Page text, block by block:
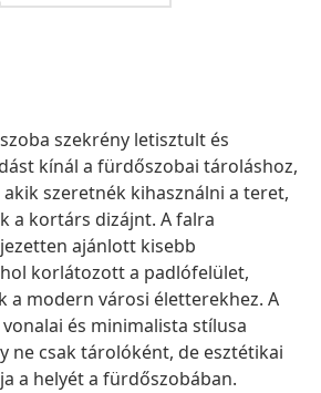
szekrény letisztult és
kínál a fürdőszobai tároláshoz,
szeretnék kihasználni a teret,
a kortárs dizájnt. A falra
ajánlott kisebb
korlátozott a padlófelület,
a modern városi életterekhez. A
és minimalista stílusa
ne csak tárolóként, de esztétikai
a helyét a fürdőszobában.